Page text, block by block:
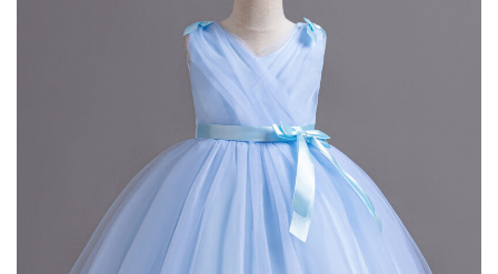
كلمة مرور مفقودة؟
تسجيل الدخول
إنشاء حساب